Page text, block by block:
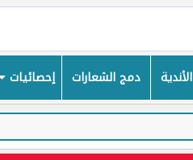
الأندية دمج الشعارات إحصائيات